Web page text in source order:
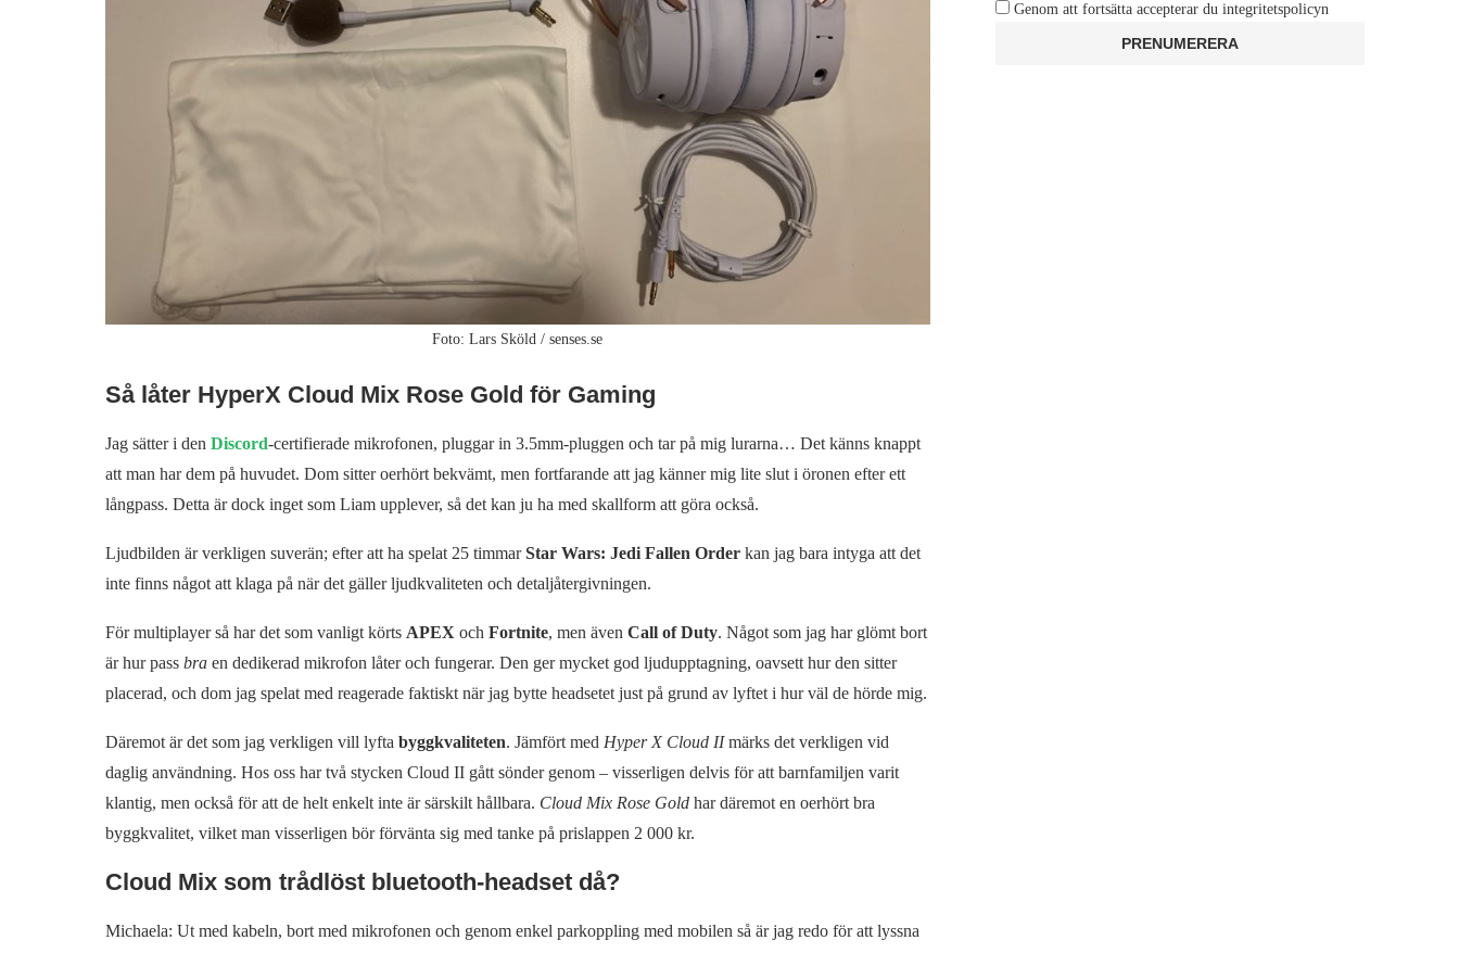
Foto: Lars Sköld / senses.se
Så låter HyperX Cloud Mix Rose Gold för Gaming
Jag sätter i den Discord-certifierade mikrofonen, pluggar in 3.5mm-pluggen och tar på mig lurarna… Det känns knappt
att man har dem på huvudet. Dom sitter oerhört bekvämt, men fortfarande att jag känner mig lite slut i öronen efter ett
långpass. Detta är dock inget som Liam upplever, så det kan ju ha med skallform att göra också.
Ljudbilden är verkligen suverän; efter att ha spelat 25 timmarStar Wars: Jedi Fallen Orderkan jag bara intyga att det
inte finns något att klaga på när det gäller ljudkvaliteten och detaljåtergivningen.
För multiplayer så har det som vanligt körts APEX och Fortnite, men även Call of Duty. Något som jag har glömt bort
är hur pass braen dedikerad mikrofon låter och fungerar. Den ger mycket god ljudupptagning, oavsett hur den sitter
placerad, och dom jag spelat med reagerade faktiskt när jag bytte headsetet just på grund av lyftet i hur väl de hörde mig.
Däremot är det som jag verkligen vill lyfta byggkvaliteten. Jämfört med Hyper X Cloud IImärks det verkligen vid
daglig användning. Hos oss har två stycken Cloud II gått sönder genom – visserligen delvis för att barnfamiljen varit
klantig, men också för att de helt enkelt inte är särskilt hållbara. Cloud Mix Rose Goldhar däremot en oerhört bra
byggkvalitet, vilket man visserligen bör förvänta sig med tanke på prislappen 2 000 kr.
Cloud Mix som trådlöst bluetooth-headset då?
Michaela: Ut med kabeln, bort med mikrofonen och genom enkel parkoppling med mobilen så är jag redo för att lyssna
Genom att fortsätta accepterar du integritetspolicyn